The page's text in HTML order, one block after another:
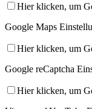
Hier klicken, um
Google Maps
Hier klicken, um
Google reCaptcha
Hier klicken, um